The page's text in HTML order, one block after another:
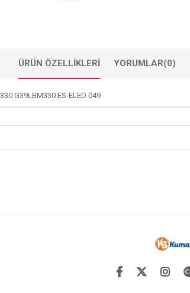
ÜRÜN ÖZELLIKLERI YORUMLAR(0)
G39LBM330 ES-ELED 049